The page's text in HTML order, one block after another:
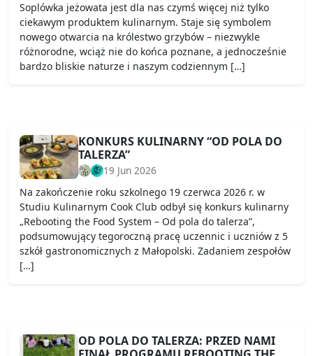
Soplówka jeżowata jest dla nas czymś więcej niż tylko
ciekawym produktem kulinarnym. Staje się symbolem
nowego otwarcia na królestwo grzybów – niezwykle
różnorodne, wciąż nie do końca poznane, a jednocześnie
bardzo bliskie naturze i naszym codziennym […]
KONKURS KULINARNY “OD POLA DO
TALERZA”
19 Jun 2026
Na zakończenie roku szkolnego 19 czerwca 2026 r. w
Studiu Kulinarnym Cook Club odbył się konkurs kulinarny
„Rebooting the Food System – Od pola do talerza”,
podsumowujący tegoroczną pracę uczennic i uczniów z 5
szkół gastronomicznych z Małopolski. Zadaniem zespołów
[…]
OD POLA DO TALERZA: PRZED NAMI